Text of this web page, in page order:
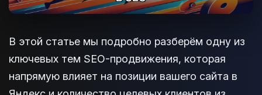
В этой статье мы подробно разберём одну из
ключевых тем SEO-продвижения, которая
напрямую влияет на позиции вашего сайта в